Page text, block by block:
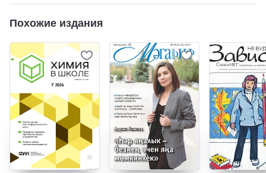
Похожие издания